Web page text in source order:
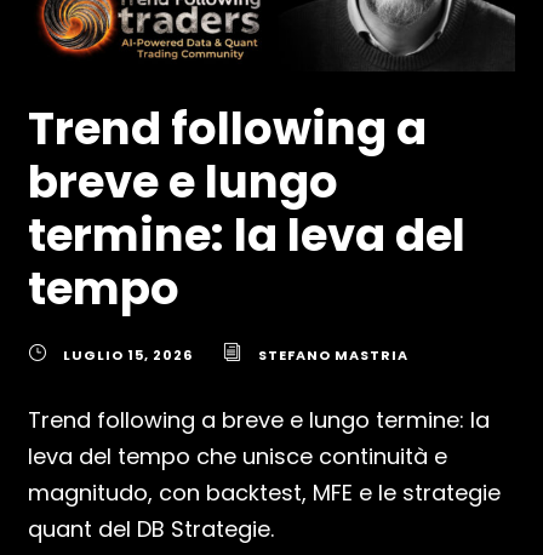
Trend following a
breve e lungo
termine: la leva del
tempo
LUGLIO 15, 2026 STEFANO MASTRIA
Trend following a breve e lungo termine: la
leva del tempo che unisce continuità e
magnitudo, con backtest, MFE e le strategie
quant del DB Strategie.